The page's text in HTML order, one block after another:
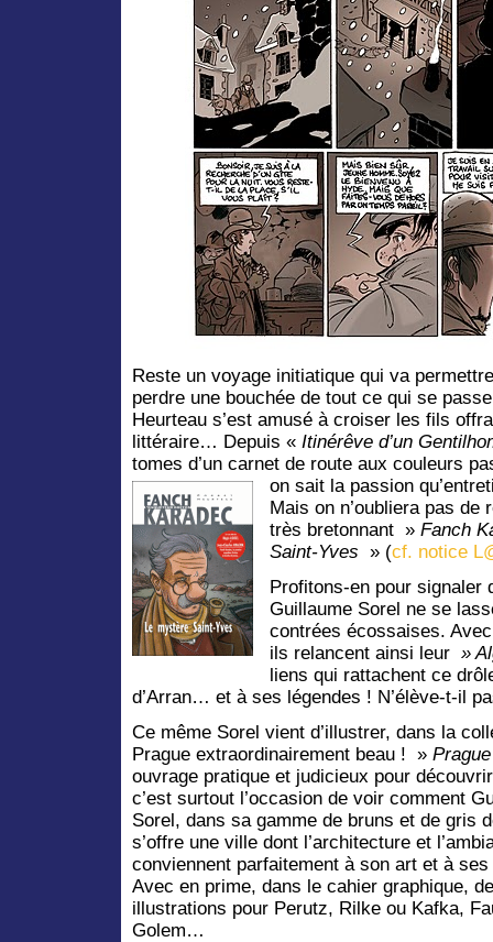
Reste un voyage initiatique qui va
perdre une bouchée de tout ce qui se
Heurteau s’est amusé à croiser les fils
littéraire… Depuis « Itinérêve d’un
tomes d’un carnet de route aux couleurs
on sait la passion
Mais on n’oubliera pas
très bretonnant » Fanch
Saint-Yves » (cf. notice
Profitons-en pour signaler
Guillaume Sorel ne se
contrées écossaises.
ils relancent ainsi leur »
liens qui rattachent ce
d’Arran… et à ses légendes ! N’élève-t-il
Ce même Sorel vient d’illustrer, dans la
Prague extraordinairement beau ! »
ouvrage pratique et judicieux pour
c’est surtout l’occasion de voir comment
Sorel, dans sa gamme de bruns et de gris
s’offre une ville dont l’architecture et
conviennent parfaitement à son art et à
Avec en prime, dans le cahier graphique,
illustrations pour Perutz, Rilke ou Kafka,
Golem…